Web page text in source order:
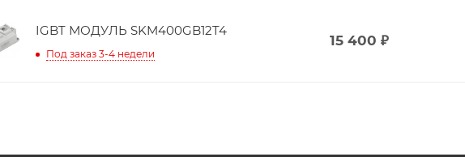
IGBT МОДУЛЬ SKM400GB12T4
Под заказ 3-4 недели
15 400 ₽